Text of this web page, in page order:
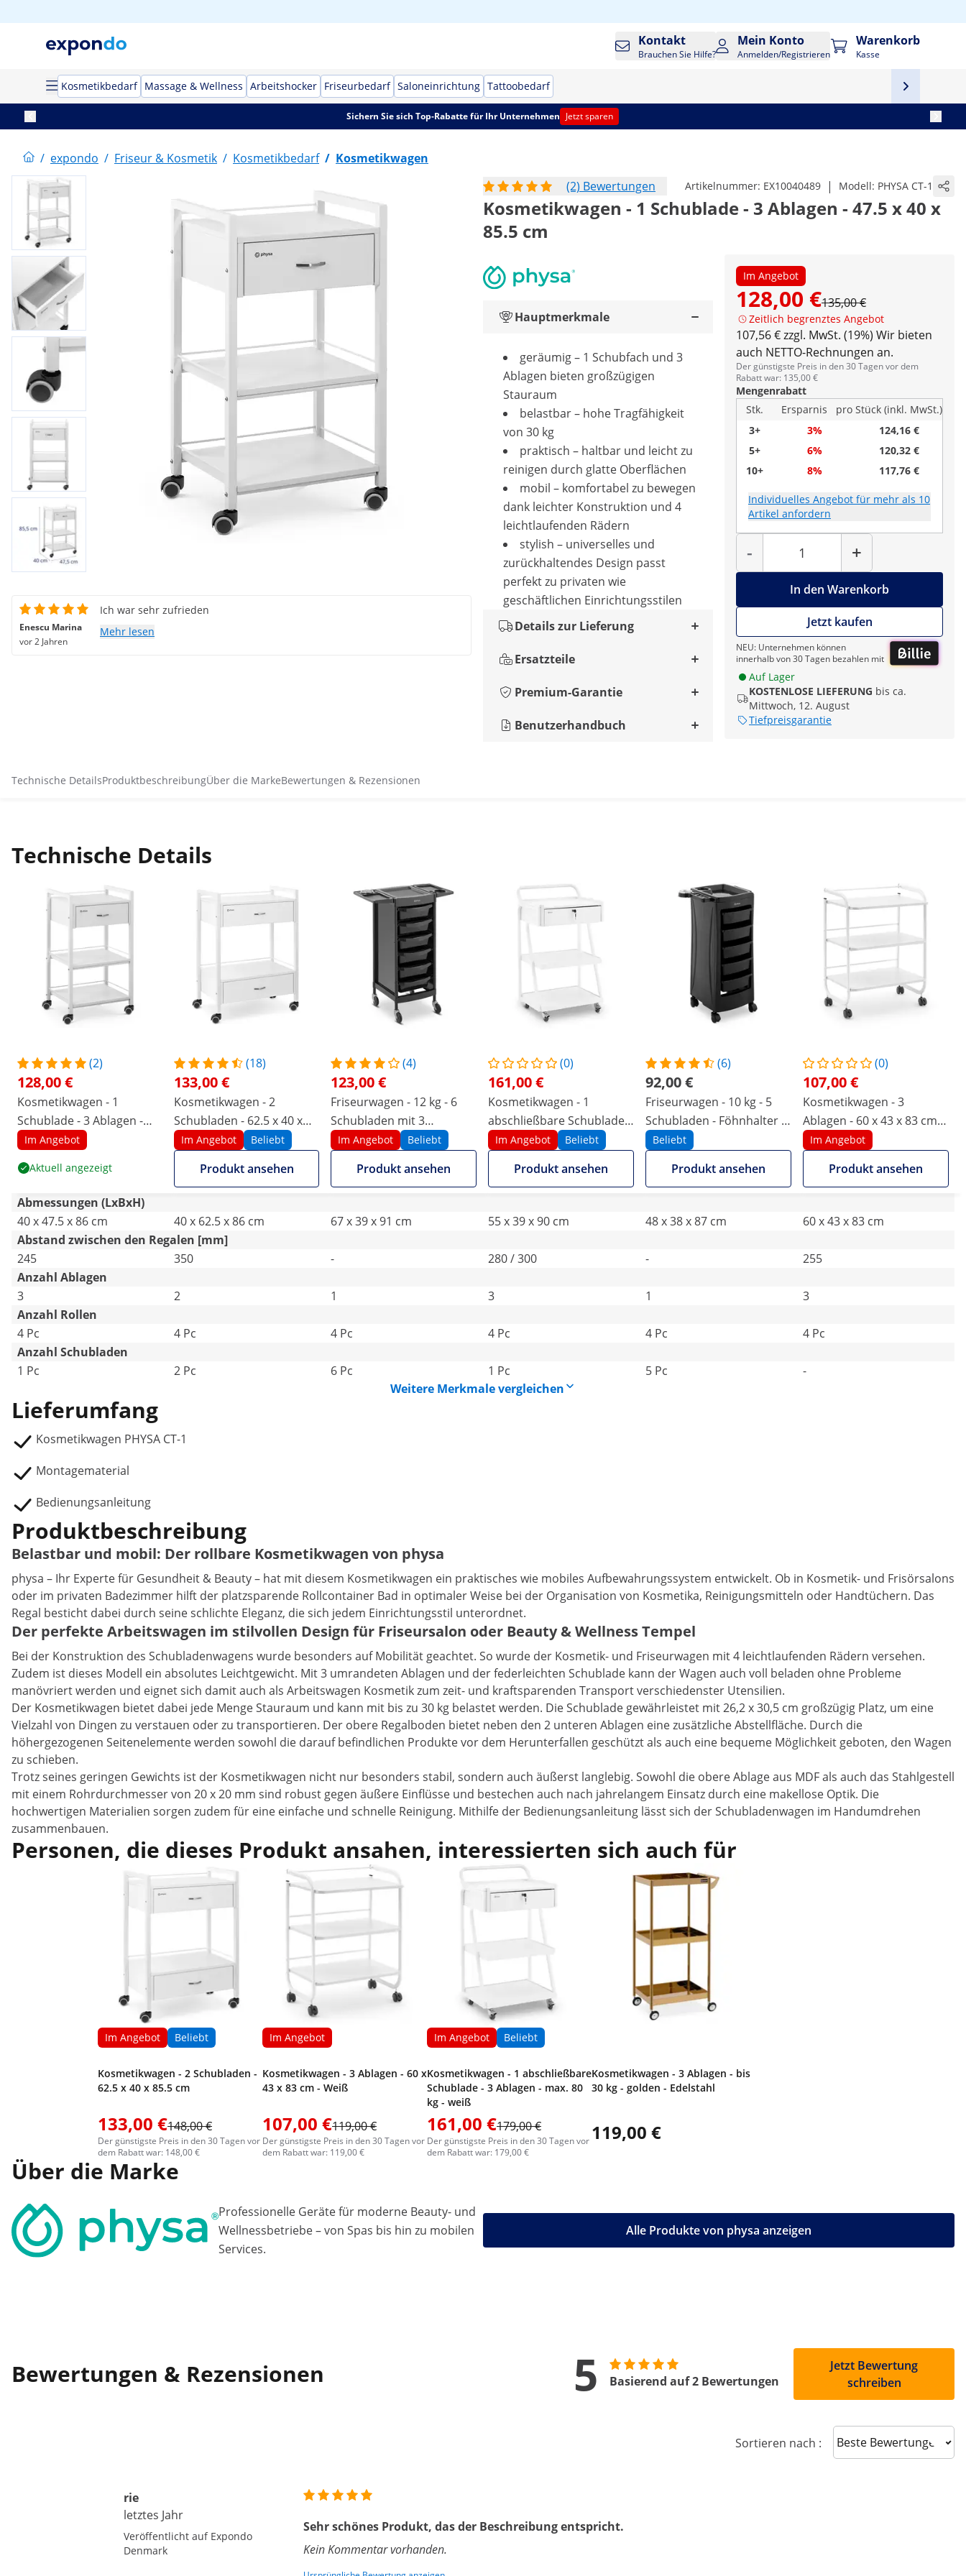
Kontakt
Brauchen Sie Hilfe?
Mein Konto
Anmelden/Registrieren
Warenkorb
Kasse
Kosmetikbedarf Massage & Wellness Arbeitshocker Friseurbedarf Saloneinrichtung Tattoobedarf
Sichern Sie sich Top-Rabatte für Ihr Unternehmen Jetzt sparen
/ expondo / Friseur & Kosmetik / Kosmetikbedarf / Kosmetikwagen
(2) Bewertungen
Artikelnummer: EX10040489 | Modell: PHYSA CT-1
Kosmetikwagen - 1 Schublade - 3 Ablagen - 47.5 x 40 x
85.5 cm
Im Angebot
128,00 €135,00 €
Zeitlich begrenztes Angebot
107,56 € zzgl. MwSt. (19%) Wir bieten
auch NETTO-Rechnungen an.
Der günstigste Preis in den 30 Tagen vor dem
Rabatt war: 135,00 €
Mengenrabatt
Stk.
Ersparnis
pro Stück (inkl. MwSt.)
3+
3%
124,16 €
5+
6%
120,32 €
10+
8% 117,76 €
Individuelles Angebot für mehr als 10
Artikel anfordern
-
Menge
+
In den Warenkorb
Jetzt kaufen
NEU: Unternehmen können
innerhalb von 30 Tagen bezahlen mit
Auf Lager
KOSTENLOSE LIEFERUNG bis ca.
Mittwoch, 12. August
Tiefpreisgarantie
Hauptmerkmale
geräumig – 1 Schubfach und 3
Ablagen bieten großzügigen
Stauraum
belastbar – hohe Tragfähigkeit
von 30 kg
praktisch – haltbar und leicht zu
reinigen durch glatte Oberflächen
mobil – komfortabel zu bewegen
dank leichter Konstruktion und 4
leichtlaufenden Rädern
stylish – universelles und
zurückhaltendes Design passt
perfekt zu privaten wie
geschäftlichen Einrichtungsstilen
Details zur Lieferung
Ersatzteile
Premium-Garantie
Benutzerhandbuch
Enescu Marina
vor 2 Jahren
Ich war sehr zufrieden
Mehr lesen
Technische DetailsProduktbeschreibungÜber die MarkeBewertungen & Rezensionen
Technische Details
(2)
128,00 €
Kosmetikwagen - 1
Schublade - 3 Ablagen -
47.5 x 40 x 85.5 cm
Im Angebot
Aktuell angezeigt
(18)
133,00 €
Kosmetikwagen - 2
Schubladen - 62.5 x 40 x
85.5 cm
Im Angebot Beliebt
Produkt ansehen
(4)
123,00 €
Friseurwagen - 12 kg - 6
Schubladen mit 3
Trennwänden - Föhnhalter
- 420 x 390 mm Ablage
Im Angebot Beliebt
Produkt ansehen
(0)
161,00 €
Kosmetikwagen - 1
abschließbare Schublade -
3 Ablagen - max. 80 kg -
weiß
Im Angebot Beliebt
Produkt ansehen
(6)
92,00 €
Friseurwagen - 10 kg - 5
Schubladen - Föhnhalter -
485 x 380 mm Ablage
Beliebt
Produkt ansehen
(0)
107,00 €
Kosmetikwagen - 3
Ablagen - 60 x 43 x 83 cm -
Weiß
Im Angebot
Produkt ansehen
Abmessungen (LxBxH)
40 x 47.5 x 86 cm
40 x 62.5 x 86 cm 67 x 39 x 91 cm 55 x 39 x 90 cm 48 x 38 x 87 cm
60 x 43 x 83 cm
Abstand zwischen den Regalen [mm]
245
350 - 280 / 300 -
255
Anzahl Ablagen
3
2 1 3 1
3
Anzahl Rollen
4 Pc
4 Pc 4 Pc 4 Pc 4 Pc
4 Pc
Anzahl Schubladen
1 Pc
2 Pc 6 Pc 1 Pc 5 Pc
-
Weitere Merkmale vergleichen
Lieferumfang
Kosmetikwagen PHYSA CT-1
Montagematerial
Bedienungsanleitung
Produktbeschreibung
Belastbar und mobil: Der rollbare Kosmetikwagen von physa
physa – Ihr Experte für Gesundheit & Beauty – hat mit diesem Kosmetikwagen ein praktisches wie mobiles Aufbewahrungssystem entwickelt. Ob in Kosmetik- und Frisörsalons
oder im privaten Badezimmer hilft der platzsparende Rollcontainer Bad in optimaler Weise bei der Organisation von Kosmetika, Reinigungsmitteln oder Handtüchern. Das
Regal besticht dabei durch seine schlichte Eleganz, die sich jedem Einrichtungsstil unterordnet.
Der perfekte Arbeitswagen im stilvollen Design für Friseursalon oder Beauty & Wellness Tempel
Bei der Konstruktion des Schubladenwagens wurde besonders auf Mobilität geachtet. So wurde der Kosmetik- und Friseurwagen mit 4 leichtlaufenden Rädern versehen.
Zudem ist dieses Modell ein absolutes Leichtgewicht. Mit 3 umrandeten Ablagen und der federleichten Schublade kann der Wagen auch voll beladen ohne Probleme
manövriert werden und eignet sich damit auch als Arbeitswagen Kosmetik zum zeit- und kraftsparenden Transport verschiedenster Utensilien.
Der Kosmetikwagen bietet dabei jede Menge Stauraum und kann mit bis zu 30 kg belastet werden. Die Schublade gewährleistet mit 26,2 x 30,5 cm großzügig Platz, um eine
Vielzahl von Dingen zu verstauen oder zu transportieren. Der obere Regalboden bietet neben den 2 unteren Ablagen eine zusätzliche Abstellfläche. Durch die
höhergezogenen Seitenelemente werden sowohl die darauf befindlichen Produkte vor dem Herunterfallen geschützt als auch eine bequeme Möglichkeit geboten, den Wagen
zu schieben.
Trotz seines geringen Gewichts ist der Kosmetikwagen nicht nur besonders stabil, sondern auch äußerst langlebig. Sowohl die obere Ablage aus MDF als auch das Stahlgestell
mit einem Rohrdurchmesser von 20 x 20 mm sind robust gegen äußere Einflüsse und bestechen auch nach jahrelangem Einsatz durch eine makellose Optik. Die
hochwertigen Materialien sorgen zudem für eine einfache und schnelle Reinigung. Mithilfe der Bedienungsanleitung lässt sich der Schubladenwagen im Handumdrehen
zusammenbauen.
Personen, die dieses Produkt ansahen, interessierten sich auch für
Im Angebot Beliebt
Kosmetikwagen - 2 Schubladen -
62.5 x 40 x 85.5 cm
133,00 €148,00 €
Der günstigste Preis in den 30 Tagen vor
dem Rabatt war: 148,00 €
Im Angebot
Kosmetikwagen - 3 Ablagen - 60 x
43 x 83 cm - Weiß
107,00 €119,00 €
Der günstigste Preis in den 30 Tagen vor
dem Rabatt war: 119,00 €
Im Angebot Beliebt
Kosmetikwagen - 1 abschließbare
Schublade - 3 Ablagen - max. 80
kg - weiß
161,00 €179,00 €
Der günstigste Preis in den 30 Tagen vor
dem Rabatt war: 179,00 €
Kosmetikwagen - 3 Ablagen - bis
30 kg - golden - Edelstahl
119,00 €
Über die Marke
Professionelle Geräte für moderne Beauty- und
Wellnessbetriebe – von Spas bis hin zu mobilen
Services.
Alle Produkte von physa anzeigen
Bewertungen & Rezensionen 5 Basierend auf 2 Bewertungen
Jetzt Bewertung
schreiben
Sortieren nach : Sort reviews
rie
letztes Jahr
Veröffentlicht auf Expondo
Denmark
Sehr schönes Produkt, das der Beschreibung entspricht.
Kein Kommentar vorhanden.